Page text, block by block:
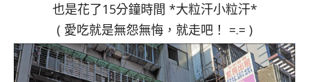
也是花了15分鐘時間 *大粒汗小粒汗*
( 愛吃就是無怨無悔，就走吧！ =.= )